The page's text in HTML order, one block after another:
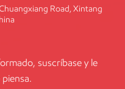
Road, Xintang
suscríbase y le